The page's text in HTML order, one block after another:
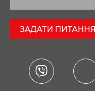
ЗАДАТИ ПИТАННЯ